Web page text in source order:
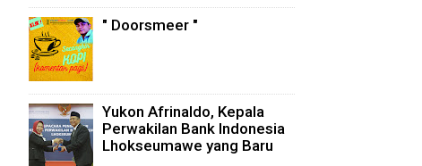
" Doorsmeer "
Yukon Afrinaldo, Kepala
Perwakilan Bank Indonesia
Lhokseumawe yang Baru